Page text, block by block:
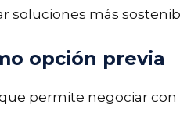
soluciones más
opción previa
permite negociar